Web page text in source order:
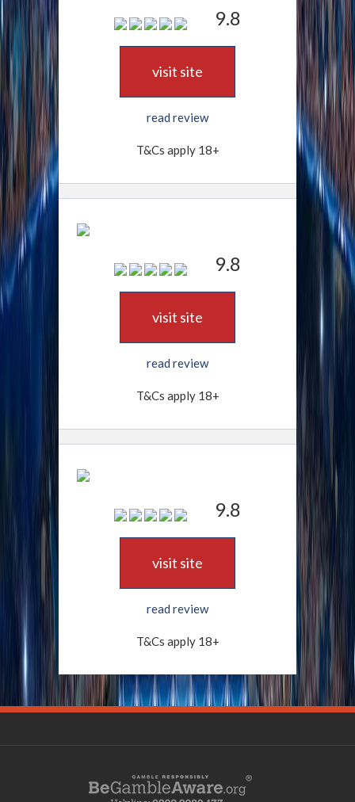
9.8
visit site
read review
T&Cs apply 18+
9.8
visit site
read review
T&Cs apply 18+
9.8
visit site
read review
T&Cs apply 18+